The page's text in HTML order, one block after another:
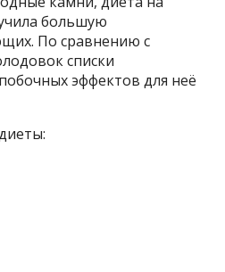
большую
По сравнению с
списки
эффектов для неё